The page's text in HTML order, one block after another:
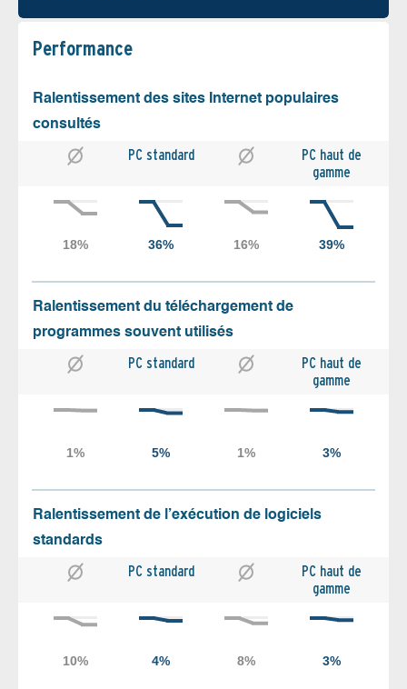
Performance
Ralentissement des sites Internet populaires
consultés
PC standard
PC haut de
gamme
Ralentissement du téléchargement de
programmes souvent utilisés
PC standard
PC haut de
gamme
Ralentissement de l’exécution de logiciels
standards
PC standard
PC haut de
gamme